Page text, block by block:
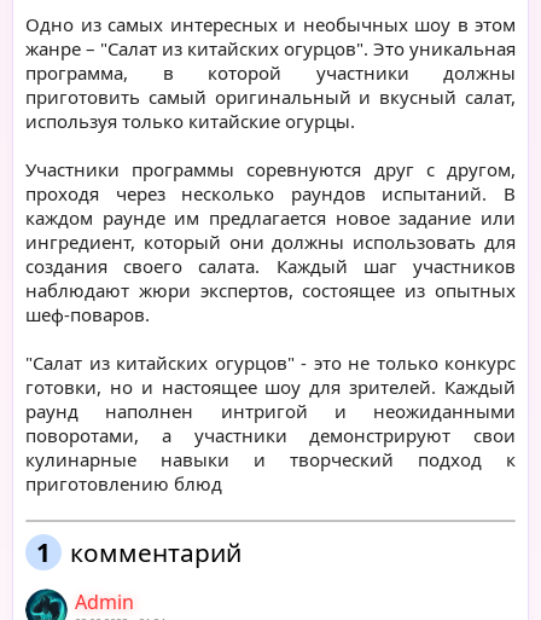
Одно из самых интересных и необычных шоу в этом
жанре – "Салат из китайских огурцов". Это уникальная
программа, в которой участники должны
приготовить самый оригинальный и вкусный салат,
используя только китайские огурцы.
Участники программы соревнуются друг с другом,
проходя через несколько раундов испытаний. В
каждом раунде им предлагается новое задание или
ингредиент, который они должны использовать для
создания своего салата. Каждый шаг участников
наблюдают жюри экспертов, состоящее из опытных
шеф-поваров.
"Салат из китайских огурцов" - это не только конкурс
готовки, но и настоящее шоу для зрителей. Каждый
раунд наполнен интригой и неожиданными
поворотами, а участники демонстрируют свои
кулинарные навыки и творческий подход к
приготовлению блюд
1 комментарий
Admin